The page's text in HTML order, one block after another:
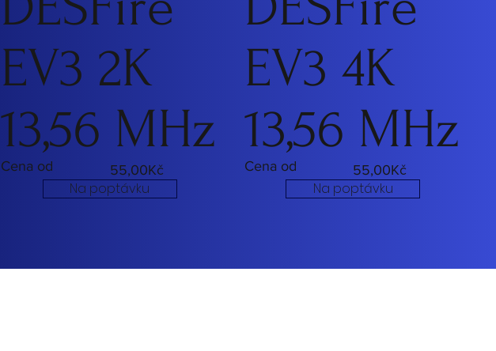
55,00Kč
Cena od
EV3 2K
13,56 MHz
Na poptávku
55,00Kč
Cena od
EV3 4K
13,56 MHz
Na poptávku